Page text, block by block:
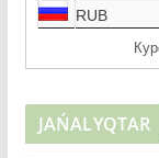
JAŃALYQTAR